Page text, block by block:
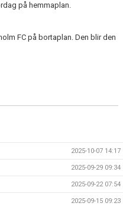
på hemmaplan.
FC på bortaplan. Den blir den
2025-10-07 14:17
2025-09-29 09:34
2025-09-22 07:54
2025-09-15 09:23